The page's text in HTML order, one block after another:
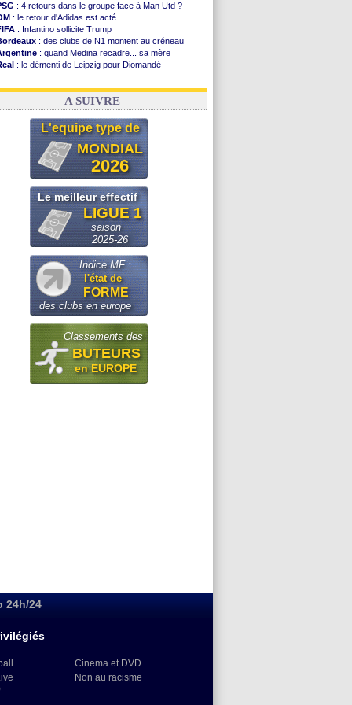
: 4 retours dans le groupe face à Man Utd ?
: le retour d'Adidas est acté
: Infantino sollicite Trump
: des clubs de N1 montent au créneau
: quand Medina recadre... sa mère
: le démenti de Leipzig pour Diomandé
: Paixão attire un 2e club anglais
A SUIVRE
L'equipe type de
MONDIAL
2026
Le meilleur effectif
LIGUE 1
saison
2025-26
Indice MF :
l'état de
FORME
des clubs en europe
Classements des
BUTEURS
en EUROPE
24h/24
Cinema et DVD
Non au racisme